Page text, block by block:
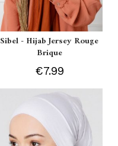
Sibel - Hijab Jersey Rouge
Brique
€7.99